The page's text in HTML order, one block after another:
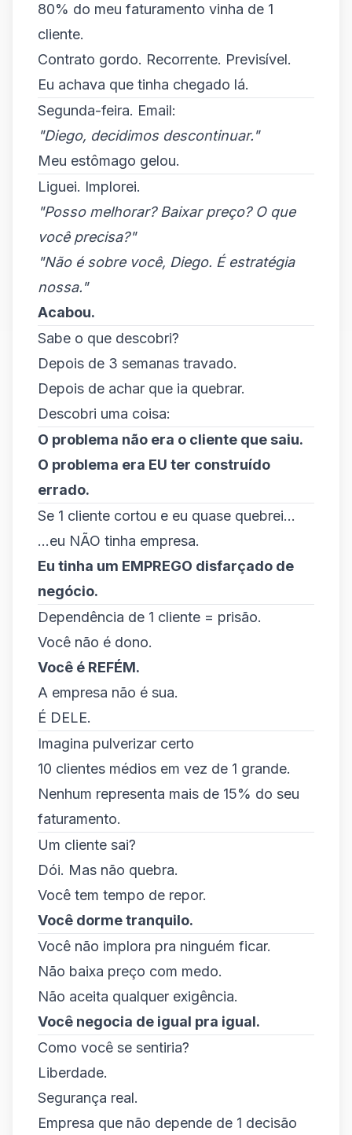
80% do meu faturamento vinha de 1
cliente.
Contrato gordo. Recorrente. Previsível.
Eu achava que tinha chegado lá.
Segunda-feira. Email:
"Diego, decidimos descontinuar."
Meu estômago gelou.
Liguei. Implorei.
"Posso melhorar? Baixar preço? O que
você precisa?"
"Não é sobre você, Diego. É estratégia
nossa."
Acabou.
Sabe o que descobri?
Depois de 3 semanas travado.
Depois de achar que ia quebrar.
Descobri uma coisa:
O problema não era o cliente que saiu.
O problema era EU ter construído
errado.
Se 1 cliente cortou e eu quase quebrei...
...eu NÃO tinha empresa.
Eu tinha um EMPREGO disfarçado de
negócio.
Dependência de 1 cliente = prisão.
Você não é dono.
Você é REFÉM.
A empresa não é sua.
É DELE.
Imagina pulverizar certo
10 clientes médios em vez de 1 grande.
Nenhum representa mais de 15% do seu
faturamento.
Um cliente sai?
Dói. Mas não quebra.
Você tem tempo de repor.
Você dorme tranquilo.
Você não implora pra ninguém ficar.
Não baixa preço com medo.
Não aceita qualquer exigência.
Você negocia de igual pra igual.
Como você se sentiria?
Liberdade.
Segurança real.
Empresa que não depende de 1 decisão